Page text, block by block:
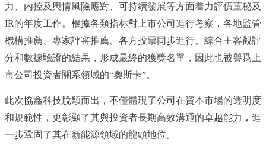
力、内控及輿情風險應對、可持續發展等方面着力評價董秘及
IR的年度工作。根據各類指标對上市公司進行考察，各地監管
機構推薦、專家評審推薦、各方投票同步進行。綜合主客觀評
分和數據驗證的結果，形成最終的獲獎名單 ，因此也被譽爲上
市公司投資者關系領域的“奧斯卡”。
此次協鑫科技脫穎而出，不僅體現了公司在資本市場的透明度
和規範性，更彰顯了其與投資者長期高效溝通的卓越能力，進
一步鞏固了其在新能源領域的龍頭地位。